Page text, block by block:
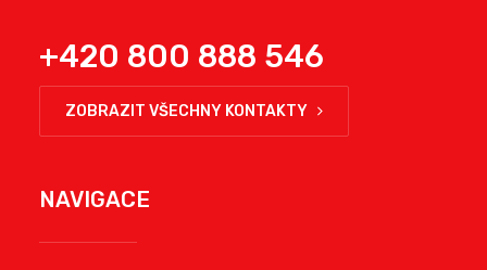
+420 800 888 546
ZOBRAZIT VŠECHNY KONTAKTY
NAVIGACE